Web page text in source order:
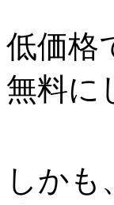
低価格
無料に
しかも